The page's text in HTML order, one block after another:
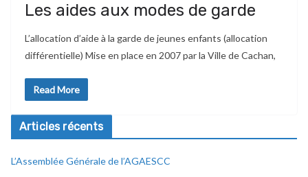
Les aides aux modes de garde
L’allocation d’aide à la garde de jeunes enfants (allocation
différentielle) Mise en place en 2007 par la Ville de Cachan,
Read More
Articles récents
L’Assemblée Générale de l’AGAESCC